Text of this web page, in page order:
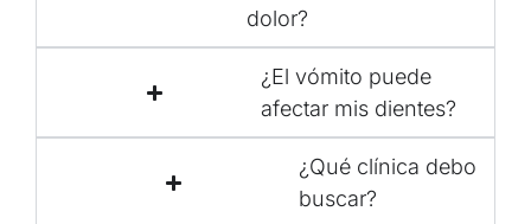
dolor?
¿El vómito puede
afectar mis dientes?
¿Qué clínica debo
buscar?